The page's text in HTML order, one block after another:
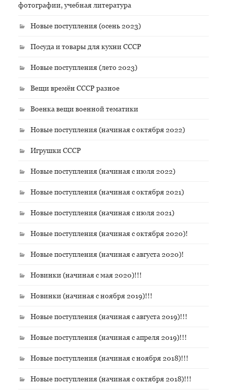
фотографии, учебная литература
Новые поступления (осень 2023)
Посуда и товары для кухни СССР
Новые поступления (лето 2023)
Вещи времён СССР разное
Военка вещи военной тематики
Новые поступления (начиная с октября 2022)
Игрушки СССР
Новые поступления (начиная с июля 2022)
Новые поступления (начиная с октября 2021)
Новые поступления (начиная с июля 2021)
Новые поступления (начиная с октября 2020)!
Новые поступления (начиная с августа 2020)!
Новинки (начиная с мая 2020)!!!
Новинки (начиная с ноября 2019)!!!
Новые поступления (начиная с августа 2019)!!!
Новые поступления (начиная с апреля 2019)!!!
Новые поступления (начиная с ноября 2018)!!!
Новые поступления (начиная с октября 2018)!!!